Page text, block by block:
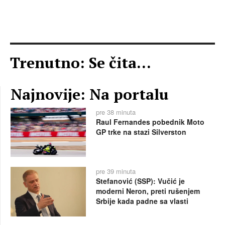
Trenutno: Se čita...
Najnovije: Na portalu
pre 38 minuta
Raul Fernandes pobednik Moto
GP trke na stazi Silverston
pre 39 minuta
Stefanović (SSP): Vučić je
moderni Neron, preti rušenjem
Srbije kada padne sa vlasti